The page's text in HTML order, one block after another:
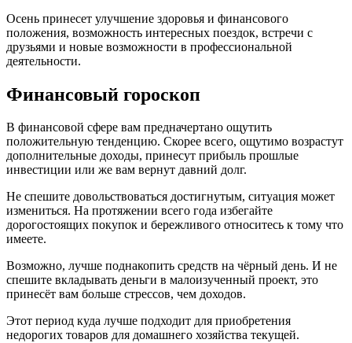
Осень принесет улучшение здоровья и финансового
положения, возможность интересных поездок, встречи с
друзьями и новые возможности в профессиональной
деятельности.
Финансовый гороскоп
В финансовой сфере вам предначертано ощутить
положительную тенденцию. Скорее всего, ощутимо возрастут
дополнительные доходы, принесут прибыль прошлые
инвестиции или же вам вернут давний долг.
Не спешите довольствоваться достигнутым, ситуация может
измениться. На протяжении всего года избегайте
дорогостоящих покупок и бережливого относитесь к тому что
имеете.
Возможно, лучше поднакопить средств на чёрный день. И не
спешите вкладывать деньги в малоизученный проект, это
принесёт вам больше стрессов, чем доходов.
Этот период куда лучше подходит для приобретения
недорогих товаров для домашнего хозяйства текущей.